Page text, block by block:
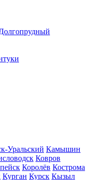
Уральский Камышин
Ковров
Королёв Кострома
Курган Курск Кызыл